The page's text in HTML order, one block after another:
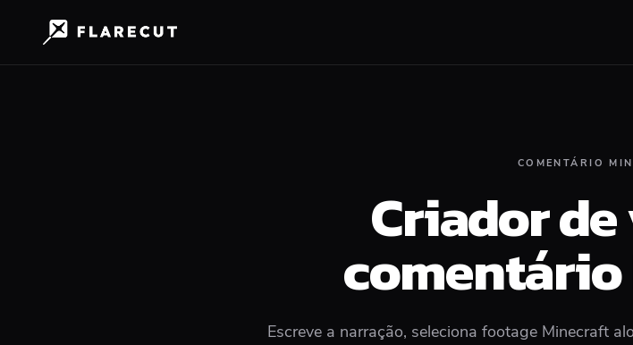
COMENTÁRIO
Criador
Escreve a narração, seleciona footage Minecraft